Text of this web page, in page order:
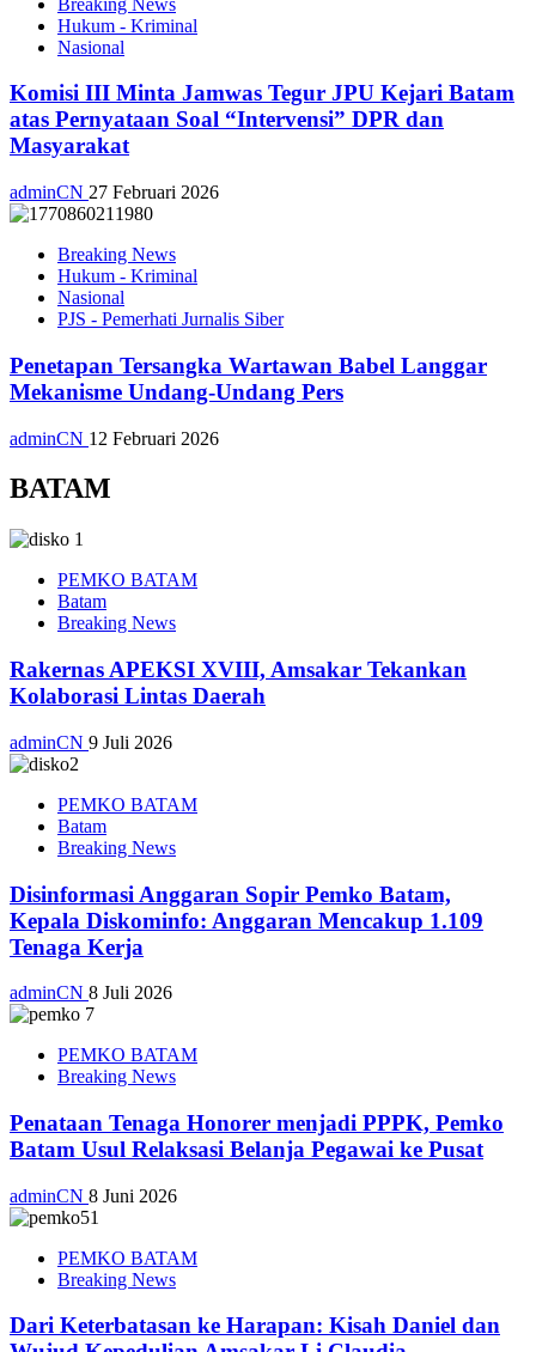
Hukum - Kriminal
Nasional
Komisi III Minta Jamwas Tegur JPU Kejari Batam
atas Pernyataan Soal “Intervensi” DPR dan
Masyarakat
adminCN 27 Februari 2026
Breaking News
Hukum - Kriminal
Nasional
PJS - Pemerhati Jurnalis Siber
Penetapan Tersangka Wartawan Babel Langgar
Mekanisme Undang-Undang Pers
adminCN 12 Februari 2026
BATAM
PEMKO BATAM
Batam
Breaking News
Rakernas APEKSI XVIII, Amsakar Tekankan
Kolaborasi Lintas Daerah
adminCN 9 Juli 2026
PEMKO BATAM
Batam
Breaking News
Disinformasi Anggaran Sopir Pemko Batam,
Kepala Diskominfo: Anggaran Mencakup 1.109
Tenaga Kerja
adminCN 8 Juli 2026
PEMKO BATAM
Breaking News
Penataan Tenaga Honorer menjadi PPPK, Pemko
Batam Usul Relaksasi Belanja Pegawai ke Pusat
adminCN 8 Juni 2026
PEMKO BATAM
Breaking News
Dari Keterbatasan ke Harapan: Kisah Daniel dan